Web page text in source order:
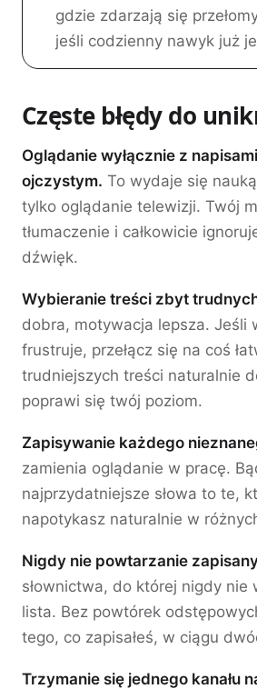
gdzie zdarzają się
jeśli codzienny nawyk już
Częste błędy do
Oglądanie wyłącznie z
ojczystym. To wydaje się
tylko oglądanie telewizji. Twój
tłumaczenie i całkowicie
dźwięk.
Wybieranie treści zbyt
dobra, motywacja lepsza. Jeśli
frustruje, przełącz się na coś
trudniejszych treści naturalnie
poprawi się twój poziom.
Zapisywanie każdego
zamienia oglądanie w pracę.
najprzydatniejsze słowa to te,
napotykasz naturalnie w
Nigdy nie powtarzanie
słownictwa, do której nigdy nie
lista. Bez powtórek
tego, co zapisałeś, w ciągu
Trzymanie się jednego kanału